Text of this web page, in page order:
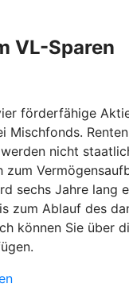
VL-Sparen
förderfähige
Mischfonds.
nicht
zum
sechs Jahre lang
zum Ablauf des
können Sie über